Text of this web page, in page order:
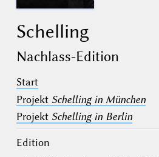
Schelling
Nachlass-Edition
Start
Projekt Schelling in München
Projekt Schelling in Berlin
Edition